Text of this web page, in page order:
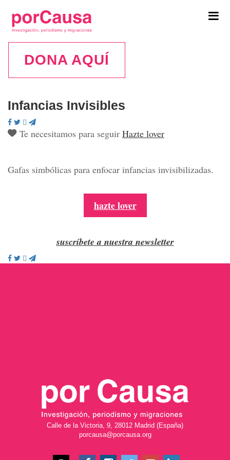
DONA AQUÍ
Infancias Invisibles
Te necesitamos para seguir Hazte lover
Gafas simbólicas para enfocar infancias invisibilizadas.
hazte lover
suscríbete a nuestra newsletter
Calle de la Victoria, 9, 28012 Madrid (España)
porcausa@porcausa.org